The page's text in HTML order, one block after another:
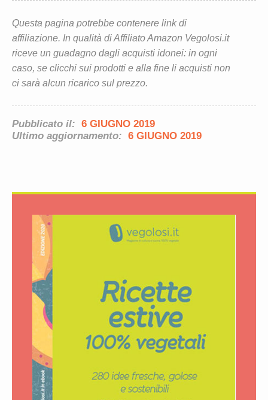
Questa pagina potrebbe contenere link di
affiliazione. In qualità di Affiliato Amazon Vegolosi.it
riceve un guadagno dagli acquisti idonei: in ogni
caso, se clicchi sui prodotti e alla fine li acquisti non
ci sarà alcun ricarico sul prezzo.
Pubblicato il: 6 GIUGNO 2019
Ultimo aggiornamento: 6 GIUGNO 2019